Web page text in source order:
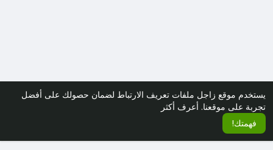
يستخدم موقع زاجل ملفات تعريف الارتباط لضمان حصولك على أفضل
تجربة على موقعنا. أعرف أكثر
فهمتك!